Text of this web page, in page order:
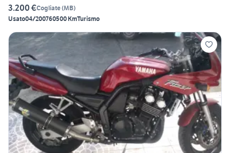
3.200 €Cogliate(MB)
Usato04/200760500 KmTurismo